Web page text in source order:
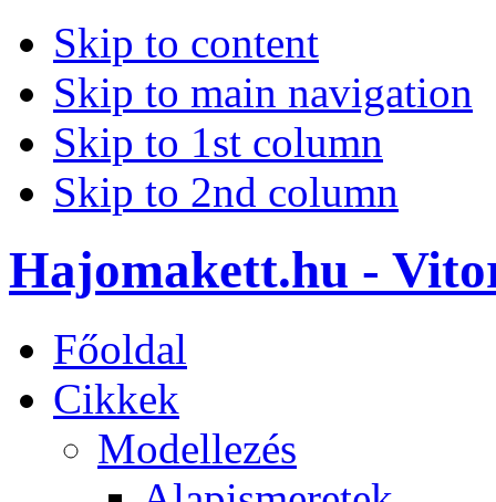
Skip to content
Skip to main navigation
Skip to 1st column
Skip to 2nd column
Hajomakett.hu -
Főoldal
Cikkek
Modellezés